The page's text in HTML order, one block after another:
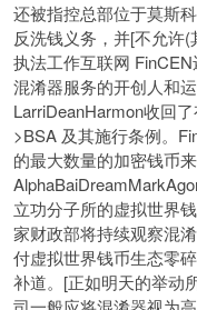
还被指控总部位于莫斯
反洗钱义务，并[不允许
执法工作互联网
混淆器服务的开创人和
LarriDeanHarmon收回
>BSA 及其施行条例。
的最大数量的加密钱币
立功分子所的虚拟世界
家财政部将持续观察混
付虚拟世界钱币生态零
补道。[正如明天的举动